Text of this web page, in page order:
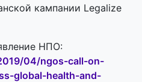
кампании Legalize
НПО:
04/ngos-call-on-
global-health-and-